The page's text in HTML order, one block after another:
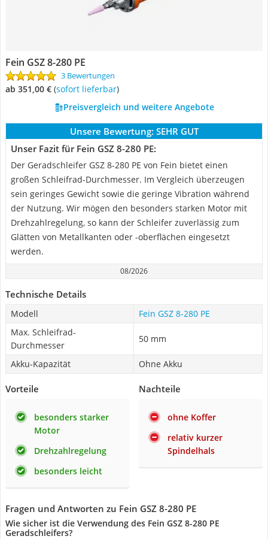
Fein GSZ 8-280 PE
3 Bewertungen
ab 351,00 € ( Sofort lieferbar)
Preisvergleich und weitere Angebote
Unsere Bewertung: SEHR GUT
Unser Fazit für Fein GSZ 8-280 PE:
Der Geradschleifer GSZ 8-280 PE von Fein bietet einen
großen Schleifrad-Durchmesser. Im Vergleich überzeugen
sein geringes Gewicht sowie die geringe Vibration während
der Nutzung. Wir mögen den besonders starken Motor mit
Drehzahlregelung, so kann der Schleifer zuverlässig zum
Glätten von Metallkanten oder -oberflächen eingesetzt
werden.
08/2026
Technische Details
Modell
Fein GSZ 8-280 PE
Max. Schleifrad-
Durchmesser
50 mm
Akku-Kapazität Ohne Akku
Vorteile
besonders starker
Motor
Drehzahlregelung
besonders leicht
Nachteile
ohne Koffer
relativ kurzer
Spindelhals
Fragen und Antworten zu Fein GSZ 8-280 PE
Wie sicher ist die Verwendung des Fein GSZ 8-280 PE
Geradschleifers?